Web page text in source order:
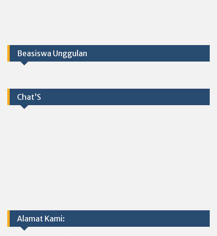
Beasiswa Unggulan
Chat’S
Alamat Kami: